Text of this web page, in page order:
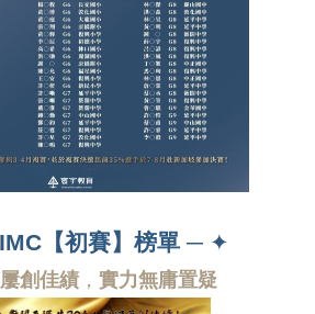
【初賽】榜單 ─ ✦
創佳績 ， 實力無庸置疑